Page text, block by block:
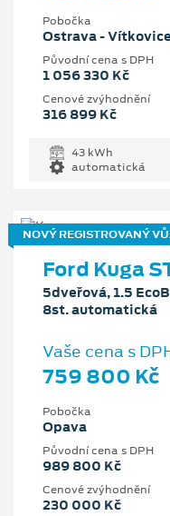
Pobočka
Ostrava - Vítkovice
Původní cena s DPH
1 056 330 Kč
Cenové zvýhodnění
316 899 Kč
43 kWh
automatická
NOVÝ REGISTROVANÝ
Ford Kuga
5dveřová, 1.5
8st. automatická
Vaše cena s
759 800 Kč
Pobočka
Opava
Původní cena s DPH
989 800 Kč
Cenové zvýhodnění
230 000 Kč